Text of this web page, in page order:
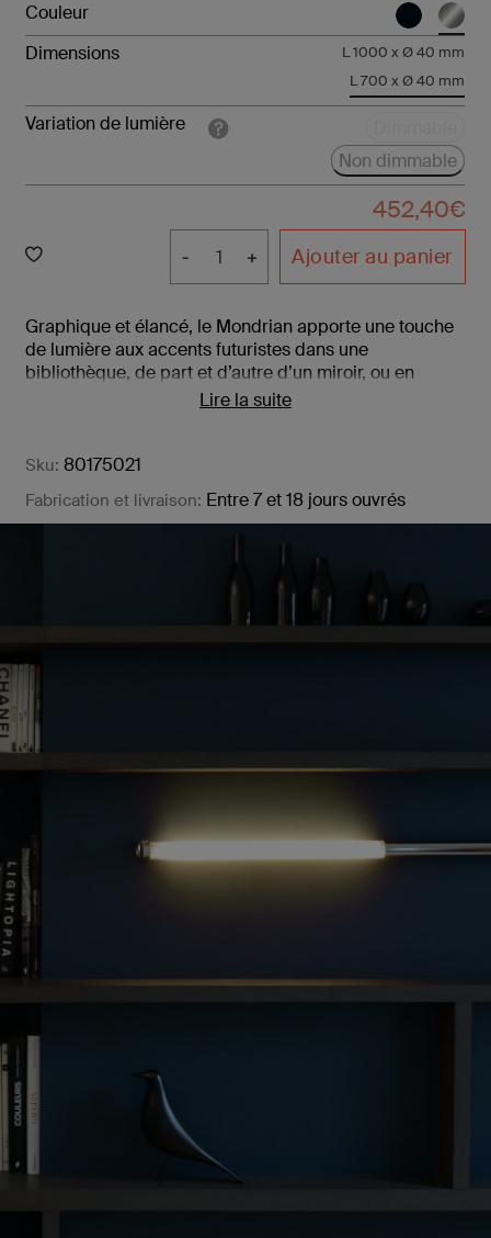
Couleur
Dimensions
L 1000 x Ø 40 mm
L 700 x Ø 40 mm
Variation de lumière
Non dimmable
452,40€
Ajouter au panier
Graphique et élancé, le Mondrian apporte une touche
de lumière aux accents futuristes dans une
bibliothèque, de part et d’autre d’un miroir, ou en
répétition dans un couloir. Ce modèle peut s’installer
extérieurs. Tous nos luminaires sont fabriqués,
assemblés et emballés dans notre usine à Châtillon-
sur-Saône dans les Vosges.
Lire la suite
Sku:80175021
Fabrication et livraison: Entre 7 et 18 jours ouvrés